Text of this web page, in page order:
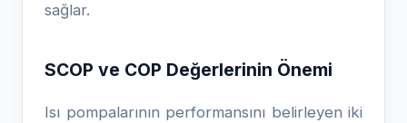
sağlar.
SCOP ve COP Değerlerinin Önemi
Isı pompalarının performansını belirleyen iki